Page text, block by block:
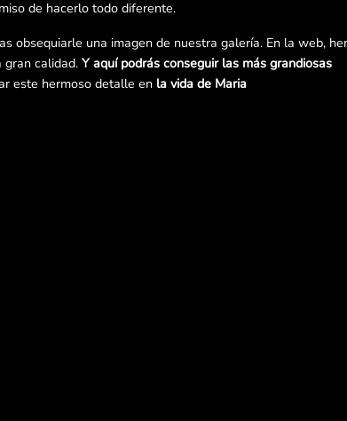
de hacerlo todo diferente.
obsequiarle una imagen de nuestra galería. En la web,
gran calidad.Y aquí podrás conseguir las más grandiosas
este hermoso detalle en la vida de Maria